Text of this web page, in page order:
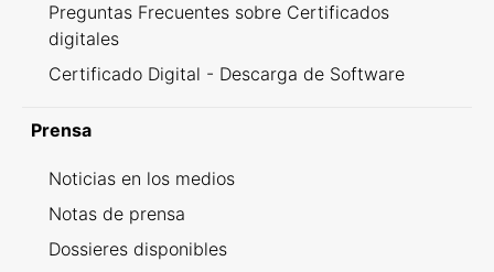
Preguntas Frecuentes sobre Certificados
digitales
Certificado Digital - Descarga de Software
Prensa
Noticias en los medios
Notas de prensa
Dossieres disponibles